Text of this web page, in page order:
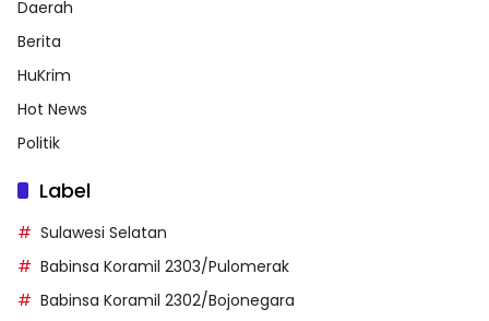
Daerah
Berita
HuKrim
Hot News
Politik
Label
Sulawesi Selatan
Babinsa Koramil 2303/Pulomerak
Babinsa Koramil 2302/Bojonegara